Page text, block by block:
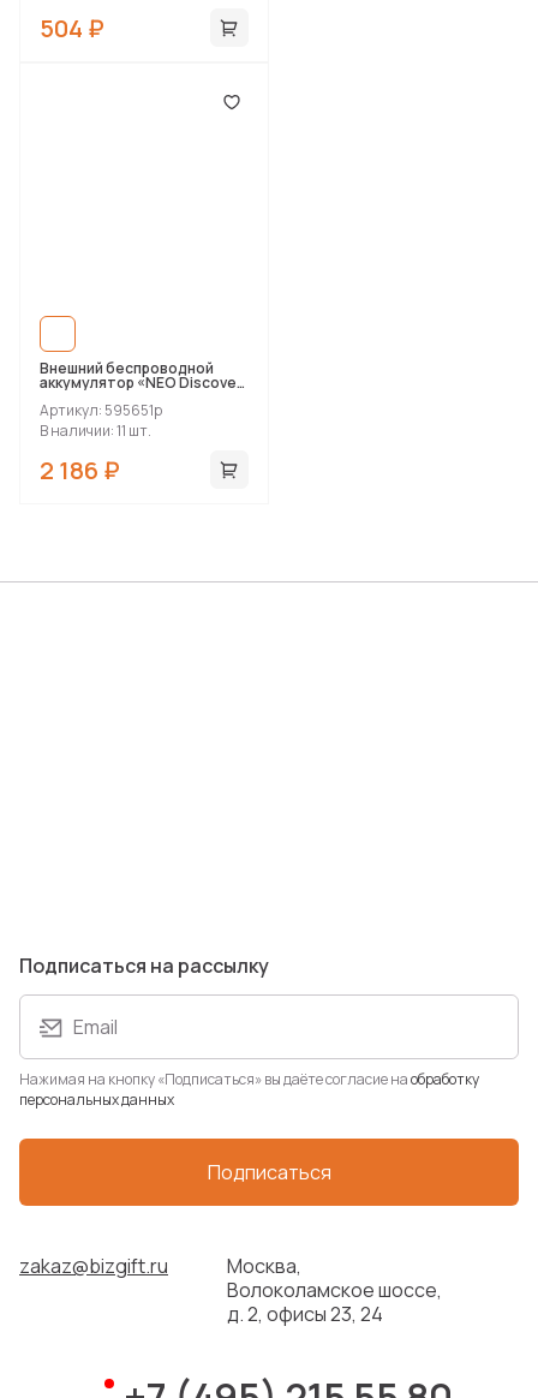
504 ₽
Внешний беспроводной
аккумулятор «NEO Discover
Pro», 10000 mAh
Артикул: 595651p
В наличии: 11 шт.
2 186 ₽
Новинка
Артикул: 1562975
Подписаться на рассылку
Email
Нажимая на кнопку «Подписаться» вы даёте согласие наобработку
персональных данных
Подписаться
zakaz@bizgift.ru
Москва,
Волоколамское шоссе,
д. 2, офисы 23, 24